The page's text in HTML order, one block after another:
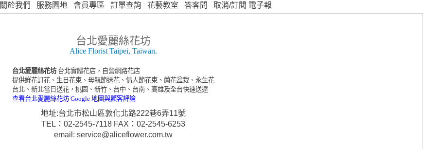
關於我們 服務園地 會員專區 訂單查詢 花藝教室 答客問 取消/訂閱 電子報
台北愛麗絲花坊
Alice Florist Taipei, Taiwan.
台北愛麗絲花坊 台北實體花店，自營網路花店
提供鮮花訂花、生日花束、母親節送花、情人節花束、蘭花盆栽、永生花
台北、新北當日送花，桃園、新竹、台中、台南、高雄及全台快速送達
查看台北愛麗絲花坊 Google 地圖與顧客評論
地址:台北市松山區敦化北路222巷6弄11號
TEL：02-2545-7118 FAX：02-2545-6253
email: service@aliceflower.com.tw